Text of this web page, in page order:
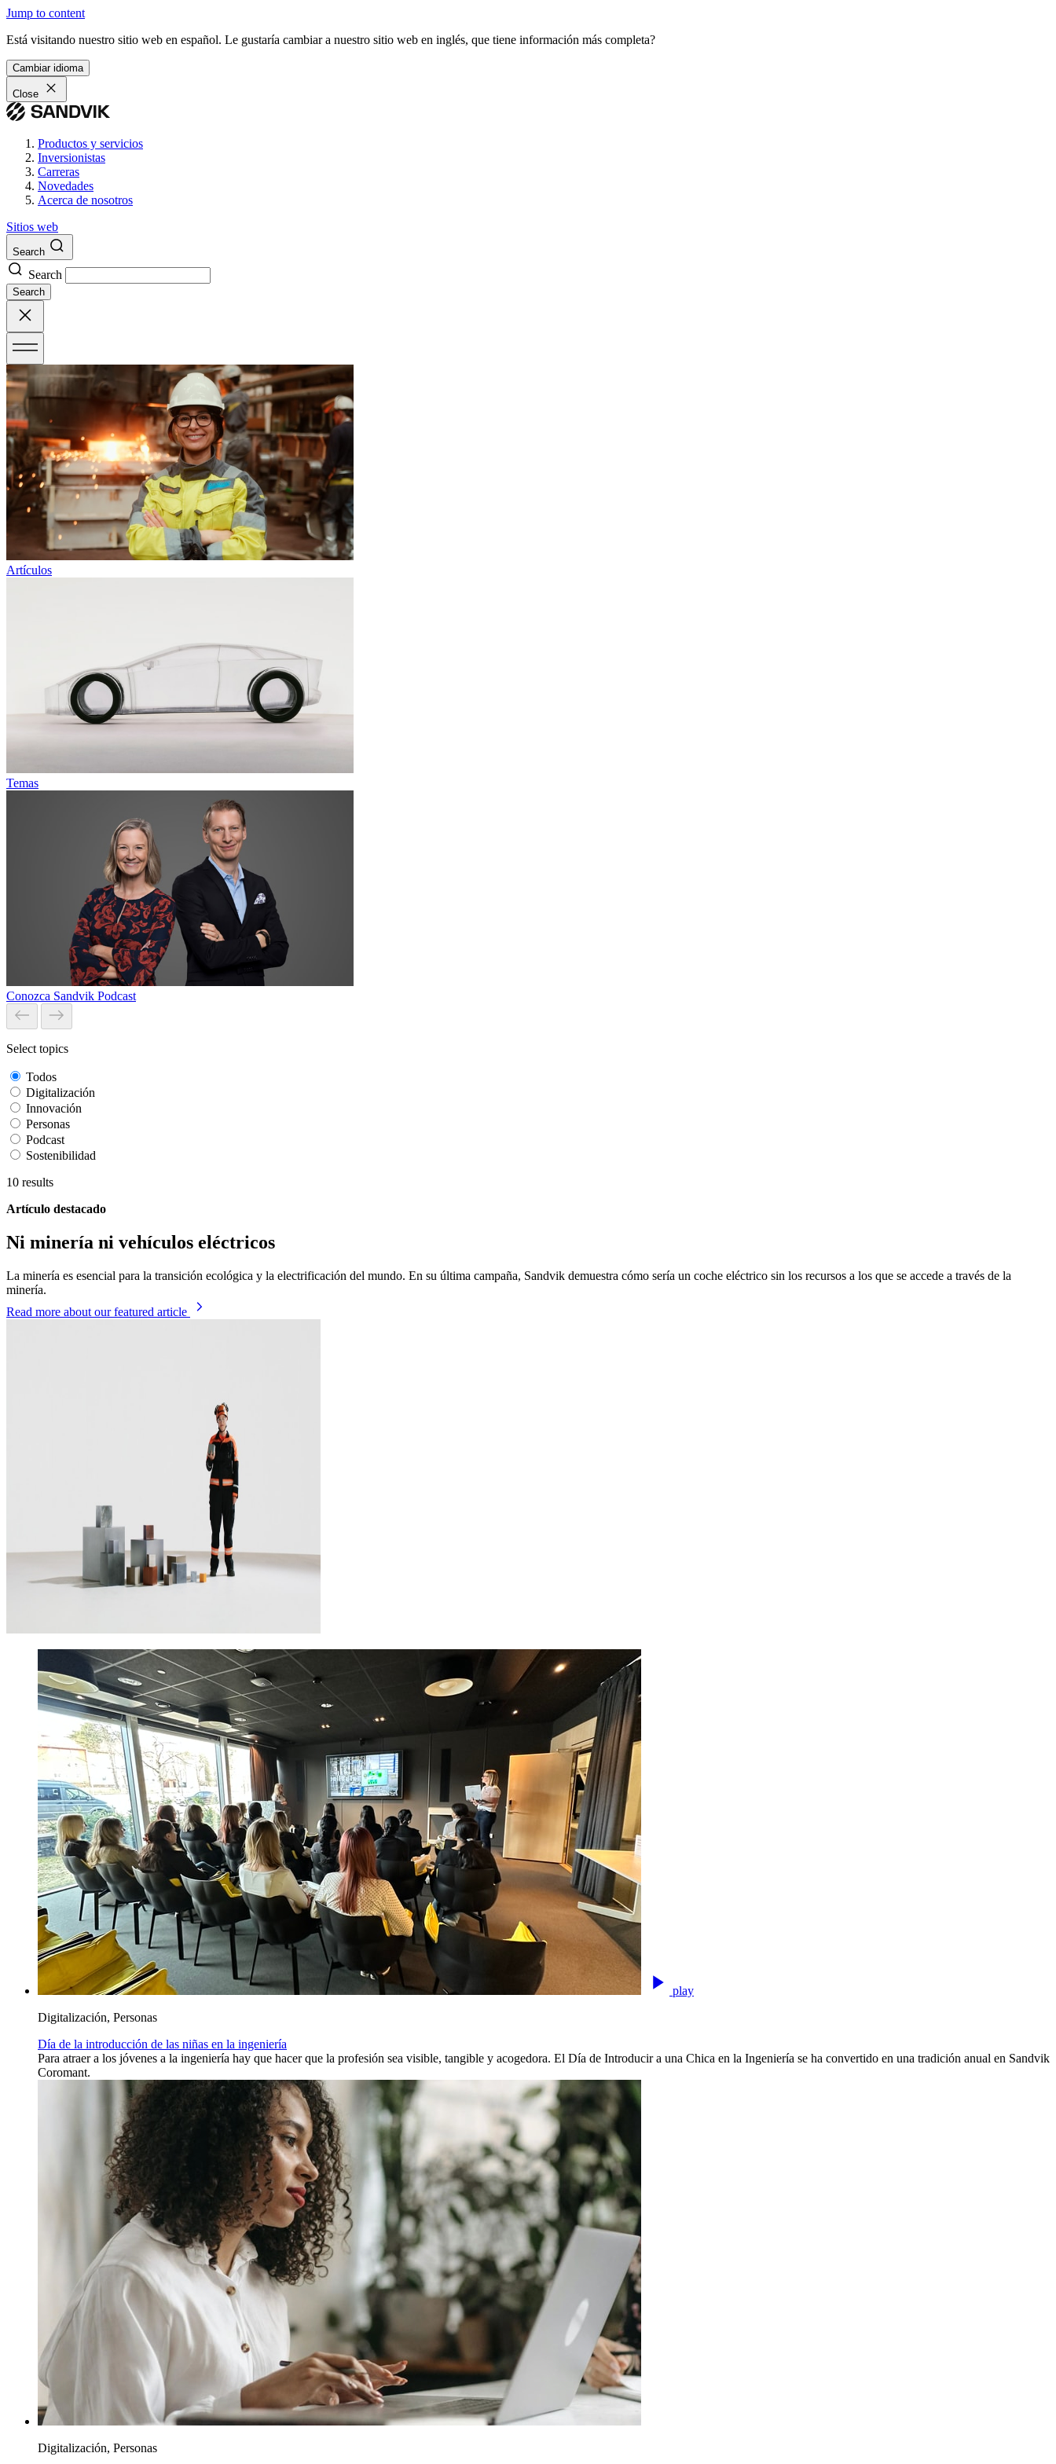
Jump to content
Está visitando nuestro sitio web en español. Le gustaría cambiar a nuestro sitio web en inglés, que tiene información más completa?
Cambiar idioma
Close
Productos y servicios
Inversionistas
Carreras
Novedades
Acerca de nosotros
Sitios web
Search
Search
Search
Artículos
Temas
Conozca Sandvik Podcast
Select topics
Todos
Digitalización
Innovación
Personas
Podcast
Sostenibilidad
10 results
Artículo destacado
Ni minería ni vehículos eléctricos
La minería es esencial para la transición ecológica y la electrificación del mundo. En su última campaña, Sandvik demuestra cómo sería un coche eléctrico sin los recursos a los que se accede a través de la
minería.
Read more about our featured article
play
Digitalización, Personas
Día de la introducción de las niñas en la ingeniería
Para atraer a los jóvenes a la ingeniería hay que hacer que la profesión sea visible, tangible y acogedora. El Día de Introducir a una Chica en la Ingeniería se ha convertido en una tradición anual en Sandvik
Coromant.
Digitalización, Personas